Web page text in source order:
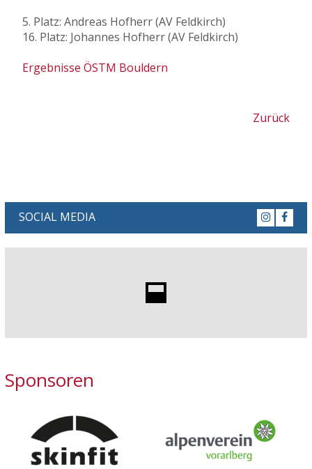
5. Platz: Andreas Hofherr (AV Feldkirch)
16. Platz: Johannes Hofherr (AV Feldkirch)
Ergebnisse ÖSTM Bouldern
Zurück
SOCIAL MEDIA
Sponsoren